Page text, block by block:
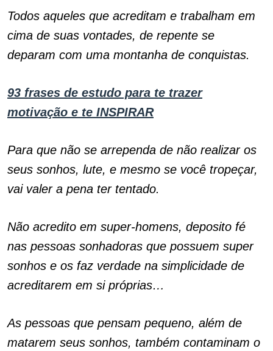
Todos aqueles que acreditam e trabalham em
cima de suas vontades, de repente se
deparam com uma montanha de conquistas.
93 frases de estudo para te trazer
motivação e te INSPIRAR
Para que não se arrependa de não realizar os
seus sonhos, lute, e mesmo se você tropeçar,
vai valer a pena ter tentado.
Não acredito em super-homens, deposito fé
nas pessoas sonhadoras que possuem super
sonhos e os faz verdade na simplicidade de
acreditarem em si próprias…
As pessoas que pensam pequeno, além de
matarem seus sonhos, também contaminam o